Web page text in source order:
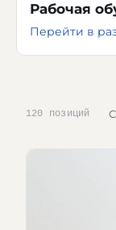
Рабочая
Перейти в
120 позиций